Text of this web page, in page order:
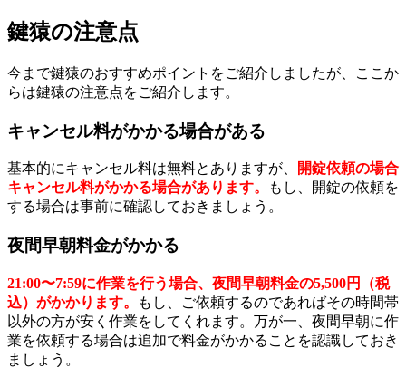
鍵猿の注意点
今まで鍵猿のおすすめポイントをご紹介しましたが、ここか
らは鍵猿の注意点をご紹介します。
キャンセル料がかかる場合がある
基本的にキャンセル料は無料とありますが、
開錠依頼の場合
キャンセル料がかかる場合があります。
もし、開錠の依頼を
する場合は事前に確認しておきましょう。
夜間早朝料金がかかる
21:00〜7:59に作業を行う場合、夜間早朝料金の5,500円（税
込）がかかります。
もし、ご依頼するのであればその時間帯
以外の方が安く作業をしてくれます。万が一、夜間早朝に作
業を依頼する場合は追加で料金がかかることを認識しておき
ましょう。